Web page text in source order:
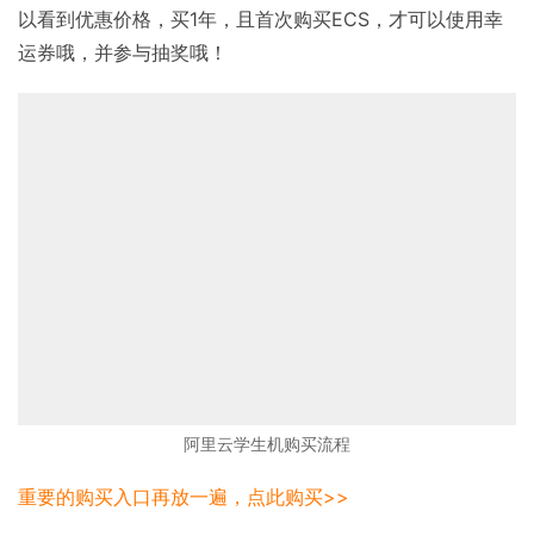
以看到优惠价格，买1年，且首次购买ECS，才可以使用幸
运券哦，并参与抽奖哦！
阿里云学生机购买流程
重要的购买入口再放一遍，点此购买>>